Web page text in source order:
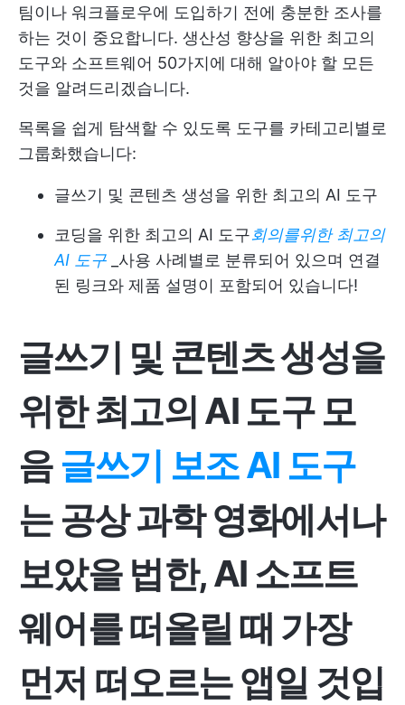
팀이나 워크플로우에 도입하기 전에 충분한 조사를
하는 것이 중요합니다. 생산성 향상을 위한 최고의
도구와 소프트웨어 50가지에 대해 알아야 할 모든
것을 알려드리겠습니다.
목록을 쉽게 탐색할 수 있도록 도구를 카테고리별로
그룹화했습니다:
글쓰기 및 콘텐츠 생성을 위한 최고의 AI 도구
코딩을 위한 최고의 AI 도구회의를위한 최고의
AI 도구 _사용 사례별로 분류되어 있으며 연결
된 링크와 제품 설명이 포함되어 있습니다!
글쓰기 및 콘텐츠 생성을
위한 최고의 AI 도구 모
음 글쓰기 보조 AI 도구
는 공상 과학 영화에서나
보았을 법한, AI 소프트
웨어를 떠올릴 때 가장
먼저 떠오르는 앱일 것입